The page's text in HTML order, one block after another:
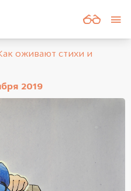
оживают стихи и
2019